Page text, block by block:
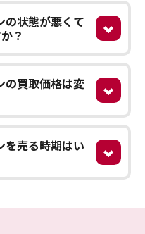
の状態が悪くて
？
の買取価格は変
を売る時期はい